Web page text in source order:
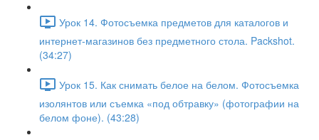
Урок 14. Фотосъемка предметов для каталогов и
интернет-магазинов без предметного стола. Packshot.
(34:27)
Урок 15. Как снимать белое на белом. Фотосъемка
изолянтов или съемка «под обтравку» (фотографии на
белом фоне). (43:28)